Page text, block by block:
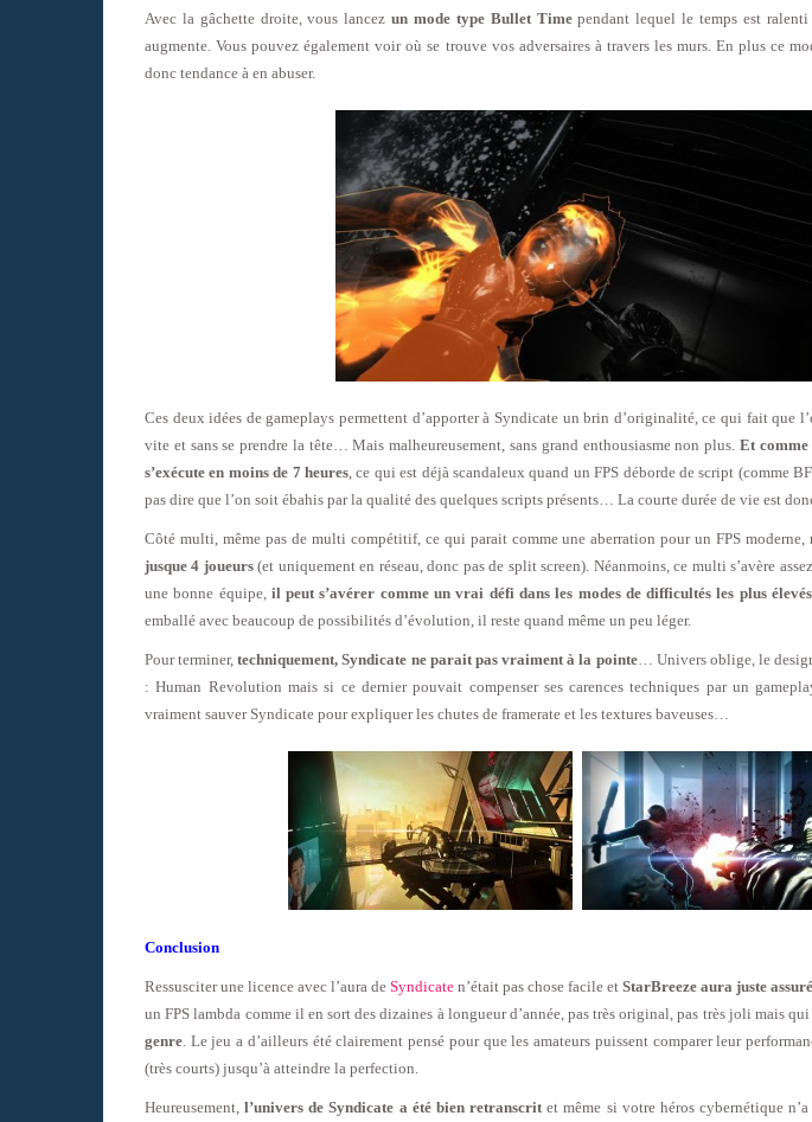
Avec la gâchette droite, vous lancezun mode type Bullet Timependant lequel le temps est ralenti
augmente. Vous pouvez également voir où se trouve vos adversaires à travers les murs. En plus ce
donc tendance à en abuser.
Ces deux idées de gameplays permettent d’apporter à Syndicate un brin d’originalité, ce qui fait que
vite et sans se prendre la tête… Mais malheureusement, sans grand enthousiasme non plus. Et comme
s’exécute en moins de 7 heures, ce qui est déjà scandaleux quand un FPS déborde de script (comme
pas dire que l’on soit ébahis par la qualité des quelques scripts présents… La courte durée de vie est
Côté multi, même pas de multi compétitif, ce qui parait comme une aberration pour un FPS moderne,
jusque 4 joueurs(et uniquement en réseau, donc pas de split screen). Néanmoins, ce multi s’avère
une bonne équipe, il peut s’avérer comme un vrai défi dans les modes de difficultés les plus élevés
emballé avec beaucoup de possibilités d’évolution, il reste quand même un peu léger.
Pour terminer,techniquement, Syndicate ne parait pas vraiment à la pointe… Univers oblige, le
: Human Revolution mais si ce dernier pouvait compenser ses carences techniques par un
vraiment sauver Syndicate pour expliquer les chutes de framerate et les textures baveuses…
Conclusion
Ressusciter une licence avec l’aura de Syndicate n’était pas chose facile et StarBreeze aura juste
un FPS lambda comme il en sort des dizaines à longueur d’année, pas très original, pas très joli mais
genre . Le jeu a d’ailleurs été clairement pensé pour que les amateurs puissent comparer leur
(très courts) jusqu’à atteindre la perfection.
Heureusement,l’univers de Syndicate a été bien retranscrit et même si votre héros cybernétique